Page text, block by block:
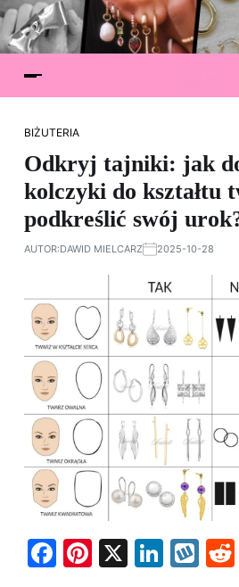
BIŻUTERIA
Odkryj tajniki: jak
kolczyki do kształtu
podkreślić swój
AUTOR:DAWID MIELCARZ 2025-10-28
F
Pi X
Li W